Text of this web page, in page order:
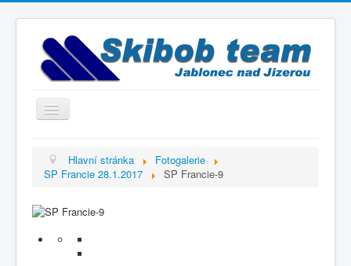
Přepnout
navigaci
Historie
Kontakty
Hlavní stránka
Fotogalerie
SP Francie 28.1.2017
SP Francie-9